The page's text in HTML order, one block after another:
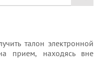
талон электронной
прием, находясь вне